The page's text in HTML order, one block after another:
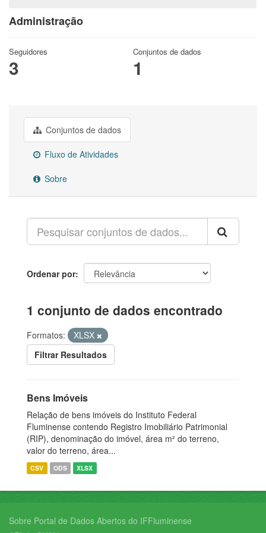
Administração
Seguidores
3
Conjuntos de dados
1
Conjuntos de dados
Fluxo de Atividades
Sobre
Ordenar por
1 conjunto de dados encontrado
Formatos:
XLSX
Filtrar Resultados
Bens Imóveis
Relação de bens imóveis do Instituto Federal
Fluminense contendo Registro Imobiliário Patrimonial
(RIP), denominação do imóvel, área m² do terreno,
valor do terreno, área...
CSV ODS XLSX
Sobre Portal de Dados Abertos do IFFluminense